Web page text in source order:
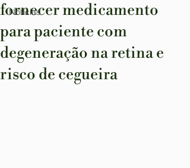
Notícias
fornecer medicamento
para paciente com
degeneração na retina e
risco de cegueira